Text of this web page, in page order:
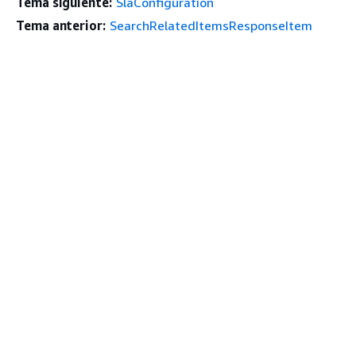
Tema anterior: SearchRelatedItemsResponseItem